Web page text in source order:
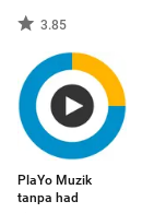
3.85
PlaYo Muzik
tanpa had